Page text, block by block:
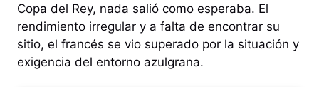
Copa del Rey, nada salió como esperaba. El
rendimiento irregular y a falta de encontrar su
sitio, el francés se vio superado por la situación y
exigencia del entorno azulgrana.